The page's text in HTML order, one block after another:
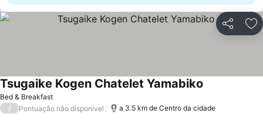
Partilhar
Bed & Breakfast
Tsugaike Kogen Chatelet Yamabiko
/ Pontuação não disponível a 3.5 km de Centro da cidade